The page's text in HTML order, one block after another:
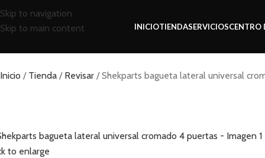
Skip to navigation
Skip to main content
INICIOTIENDASERVICIOSCENTRO
Inicio Tienda Revisar
Shekparts bagueta lateral universal
to enlarge